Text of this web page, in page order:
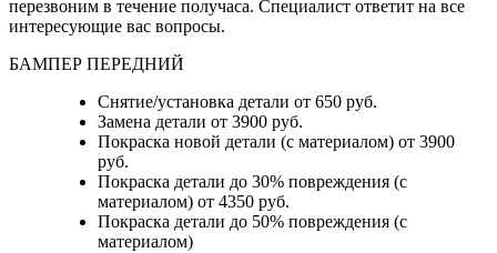
перезвоним в течение получаса. Специалист ответит на все
интересующие вас вопросы.
БАМПЕР ПЕРЕДНИЙ
Снятие/установка детали от 650 руб.
Замена детали от 3900 руб.
Покраска новой детали (с материалом) от 3900
руб.
Покраска детали до 30% повреждения (с
материалом) от 4350 руб.
Покраска детали до 50% повреждения (с
материалом)